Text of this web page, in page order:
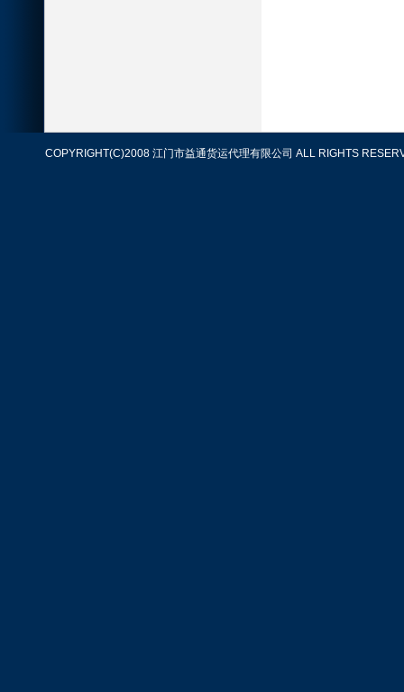
COPYRIGHT(C)2008 江门市益通货运代理有限公司 ALL RIGHTS